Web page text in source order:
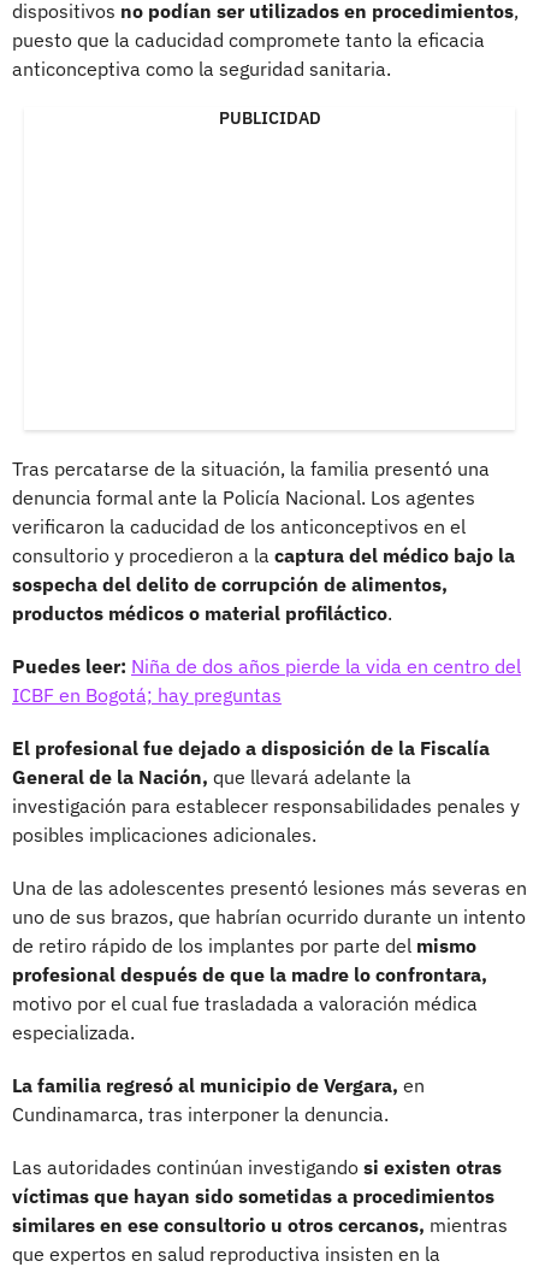
dispositivos no podían ser utilizados en procedimientos,
puesto que la caducidad compromete tanto la eficacia
anticonceptiva como la seguridad sanitaria.
PUBLICIDAD
Tras percatarse de la situación, la familia presentó una
denuncia formal ante la Policía Nacional. Los agentes
verificaron la caducidad de los anticonceptivos en el
consultorio y procedieron a la captura del médico bajo la
sospecha del delito de corrupción de alimentos,
productos médicos o material profiláctico.
Puedes leer: Niña de dos años pierde la vida en centro del
ICBF en Bogotá; hay preguntas
El profesional fue dejado a disposición de la Fiscalía
General de la Nación, que llevará adelante la
investigación para establecer responsabilidades penales y
posibles implicaciones adicionales.
Una de las adolescentes presentó lesiones más severas en
uno de sus brazos, que habrían ocurrido durante un intento
de retiro rápido de los implantes por parte del mismo
profesional después de que la madre lo confrontara,
motivo por el cual fue trasladada a valoración médica
especializada.
La familia regresó al municipio de Vergara, en
Cundinamarca, tras interponer la denuncia.
Las autoridades continúan investigando si existen otras
víctimas que hayan sido sometidas a procedimientos
similares en ese consultorio u otros cercanos, mientras
que expertos en salud reproductiva insisten en la